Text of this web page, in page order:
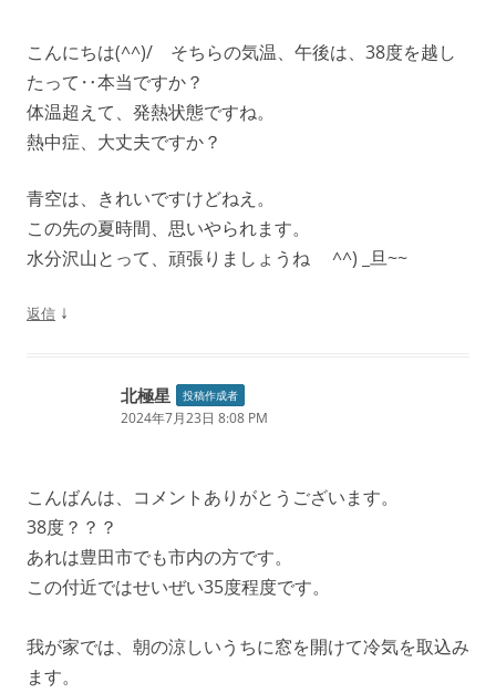
こんにちは(^^)/ そちらの気温、午後は、38度を越し
たって‥本当ですか？
体温超えて、発熱状態ですね。
熱中症、大丈夫ですか？
青空は、きれいですけどねえ。
この先の夏時間、思いやられます。
水分沢山とって、頑張りましょうね ^^) _旦~~
返信 ↓
北極星 投稿作成者
2024年7月23日 8:08 PM
こんばんは、コメントありがとうございます。
38度？？？
あれは豊田市でも市内の方です。
この付近ではせいぜい35度程度です。
我が家では、朝の涼しいうちに窓を開けて冷気を取込み
ます。